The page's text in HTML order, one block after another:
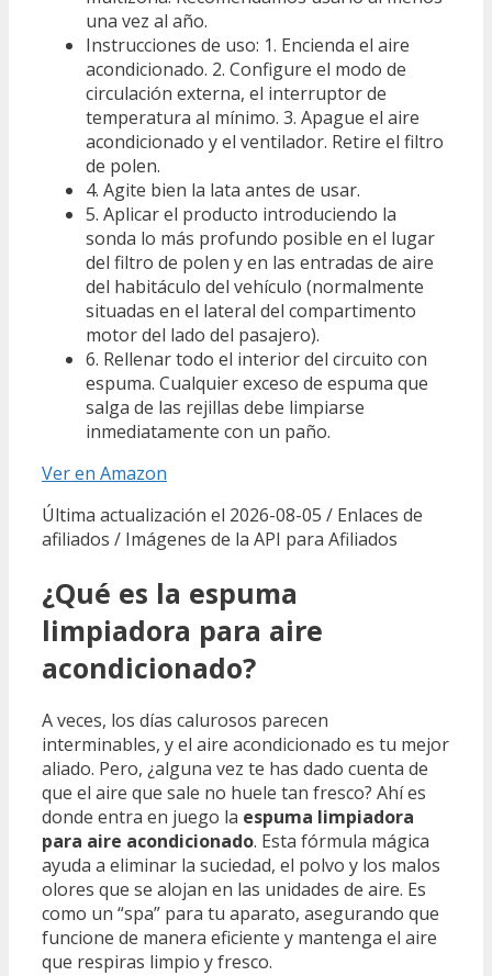
una vez al año.
Instrucciones de uso: 1. Encienda el aire
acondicionado. 2. Configure el modo de
circulación externa, el interruptor de
temperatura al mínimo. 3. Apague el aire
acondicionado y el ventilador. Retire el filtro
de polen.
4. Agite bien la lata antes de usar.
5. Aplicar el producto introduciendo la
sonda lo más profundo posible en el lugar
del filtro de polen y en las entradas de aire
del habitáculo del vehículo (normalmente
situadas en el lateral del compartimento
motor del lado del pasajero).
6. Rellenar todo el interior del circuito con
espuma. Cualquier exceso de espuma que
salga de las rejillas debe limpiarse
inmediatamente con un paño.
Ver en Amazon
Última actualización el 2026-08-05 / Enlaces de
afiliados / Imágenes de la API para Afiliados
¿Qué es la espuma
limpiadora para aire
acondicionado?
A veces, los días calurosos parecen
interminables, y el aire acondicionado es tu mejor
aliado. Pero, ¿alguna vez te has dado cuenta de
que el aire que sale no huele tan fresco? Ahí es
donde entra en juego la espuma limpiadora
para aire acondicionado. Esta fórmula mágica
ayuda a eliminar la suciedad, el polvo y los malos
olores que se alojan en las unidades de aire. Es
como un “spa” para tu aparato, asegurando que
funcione de manera eficiente y mantenga el aire
que respiras limpio y fresco.